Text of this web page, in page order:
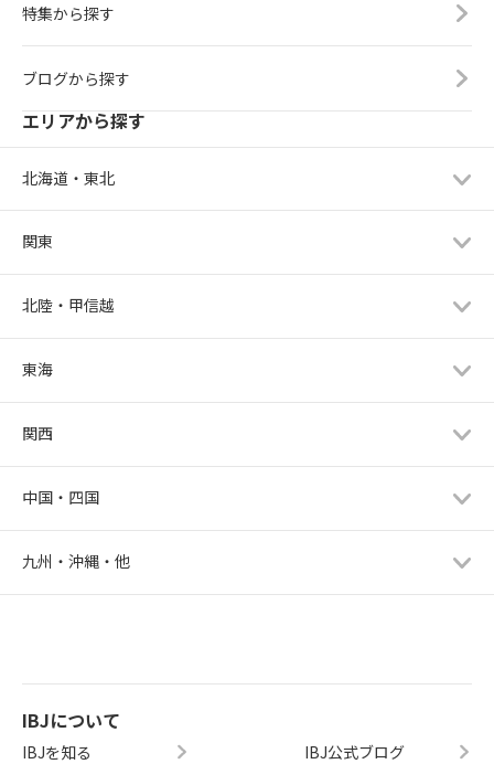
特集から探す
ブログから探す
エリアから探す
北海道・東北
関東
北陸・甲信越
東海
関西
中国・四国
九州・沖縄・他
IBJについて
IBJを知る IBJ公式ブログ